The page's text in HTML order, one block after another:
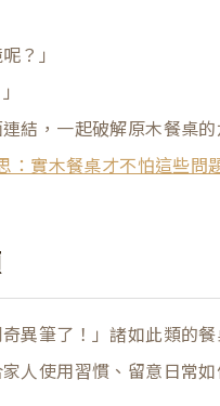
？」
結，一起破解原木餐桌的
：實木餐桌才不怕這些問
異筆了！」諸如此類的
人使用習慣、留意日常